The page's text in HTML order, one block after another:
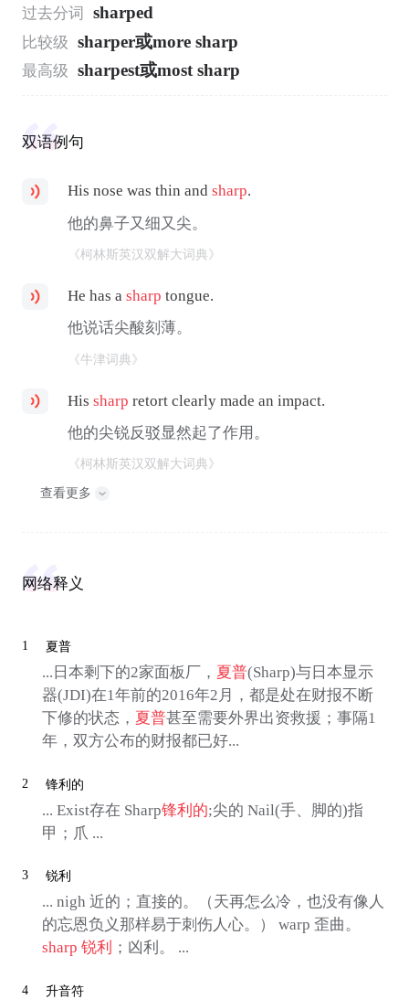
过去分词 sharped
比较级 sharper或more sharp
最高级 sharpest或most sharp
双语例句
His nose was thin andsharp.
他的鼻子又细又尖。
《柯林斯英汉双解大词典》
He has asharp tongue.
他说话尖酸刻薄。
《牛津词典》
Hissharp retort clearly made an impact.
他的尖锐反驳显然起了作用。
《柯林斯英汉双解大词典》
查看更多
网络释义
1 夏普
...日本剩下的2家面板厂， 夏普(Sharp)与日本显示
器(JDI)在1年前的2016年2月，都是处在财报不断
下修的状态， 夏普甚至需要外界出资救援；事隔1
年，双方公布的财报都已好...
2 锋利的
... Exist存在 Sharp锋利的;尖的 Nail(手、脚的)指
甲；爪 ...
3 锐利
... nigh 近的；直接的。（天再怎么冷，也没有像人
的忘恩负义那样易于刺伤人心。） warp 歪曲。
sharp 锐利 ；凶利。 ...
4 升音符